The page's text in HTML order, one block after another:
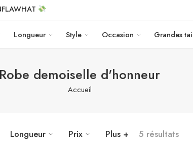
Longueur Style Occasion Grandes
Robe demoiselle d'honneur
Accueil
Longueur Prix Plus + 5 résultats